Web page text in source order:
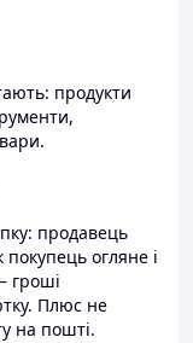
продукти
продавець
огляне і
гроші
Плюс не
на пошті.